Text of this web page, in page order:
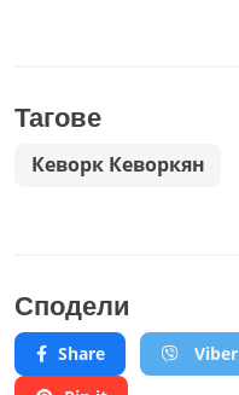
Тагове
Кеворк Кеворкян
Сподели
Share Viber